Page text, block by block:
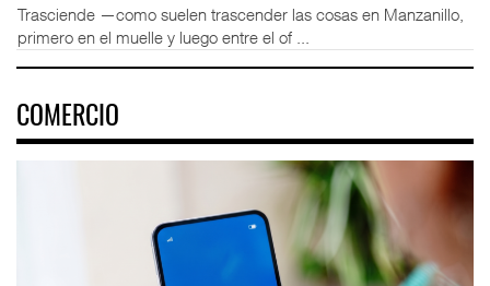
Trasciende —como suelen trascender las cosas en Manzanillo,
primero en el muelle y luego entre el of ...
COMERCIO